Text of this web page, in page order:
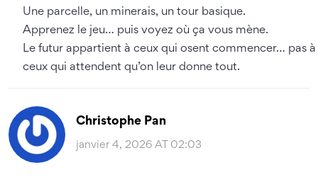
Une parcelle, un minerais, un tour basique.
Apprenez le jeu… puis voyez où ça vous mène.
Le futur appartient à ceux qui osent commencer… pas à
ceux qui attendent qu’on leur donne tout.
Christophe Pan
janvier 4, 2026 AT 02:03